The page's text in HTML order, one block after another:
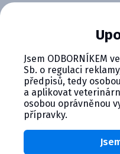
CYMEDICA
SE VYPLÁCÍ
Staňte se členem
Cymedica Plus a
vaši veterinární praxi.
Jsem ODBORNÍKEM
Sb. o regulaci
předpisů, tedy
a aplikovat
osobou oprávněnou
přípravky.